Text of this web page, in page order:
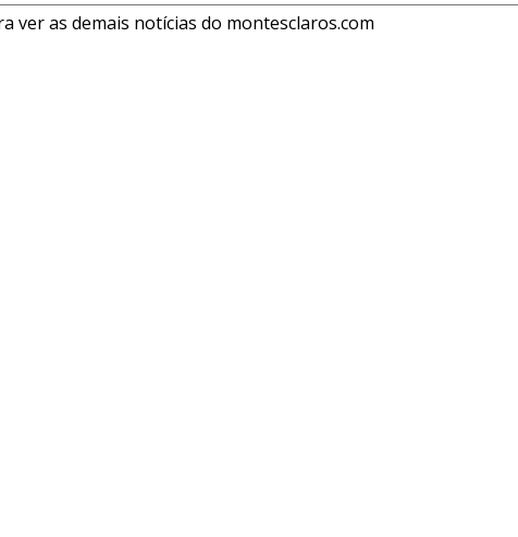
ver as demais notícias do montesclaros.com